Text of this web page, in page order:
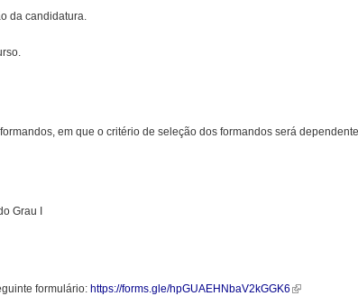
da candidatura.
em que o critério de seleção dos formandos será
Grau I
formulário: https://forms.gle/hpGUAEHNbaV2kGGK6